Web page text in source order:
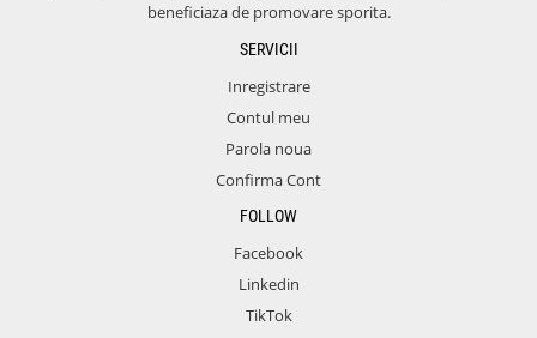
beneficiaza de promovare sporita.
SERVICII
Inregistrare
Contul meu
Parola noua
Confirma Cont
FOLLOW
Facebook
Linkedin
TikTok